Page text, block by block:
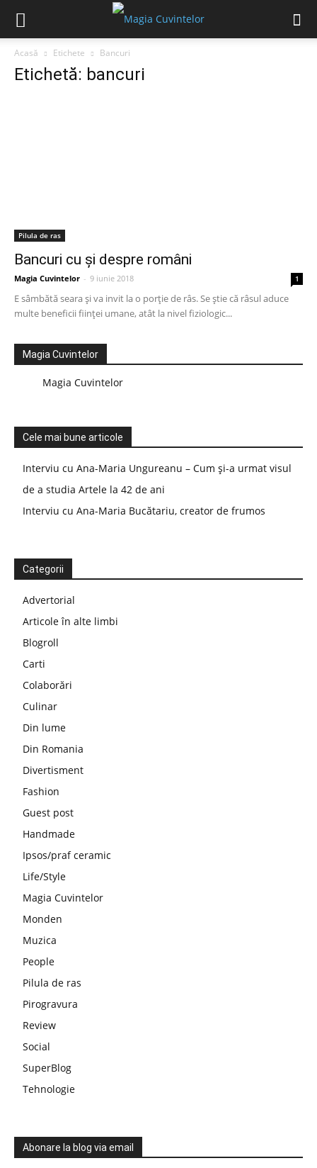
Acasă Etichete Bancuri
Etichetă: bancuri
Pilula de ras
Bancuri cu și despre români
Magia Cuvintelor - 9 iunie 2018 1
E sâmbătă seara și va invit la o porție de râs. Se știe că râsul aduce
multe beneficii ființei umane, atât la nivel fiziologic...
Magia Cuvintelor
Magia Cuvintelor
Cele mai bune articole
Interviu cu Ana-Maria Ungureanu – Cum și-a urmat visul
de a studia Artele la 42 de ani
Interviu cu Ana-Maria Bucătariu, creator de frumos
Categorii
Advertorial
Articole în alte limbi
Blogroll
Carti
Colaborări
Culinar
Din lume
Din Romania
Divertisment
Fashion
Guest post
Handmade
Ipsos/praf ceramic
Life/Style
Magia Cuvintelor
Monden
Muzica
People
Pilula de ras
Pirogravura
Review
Social
SuperBlog
Tehnologie
Abonare la blog via email